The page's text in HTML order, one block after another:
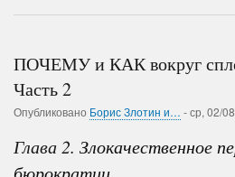
(Данная
продолжением
статей:
и
ПОЧЕМУ и КАК вокруг
Часть 2
Опубликовано Борис Злотин и… -ср, 02/
Глава 2. Злокачественное
бюрократии